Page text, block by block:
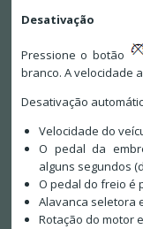
Desativação
Pressione o botão
branco. A velocidade
Desativação
Velocidade do
O pedal da
alguns segundos
O pedal do freio é
Alavanca seletora
Rotação do motor